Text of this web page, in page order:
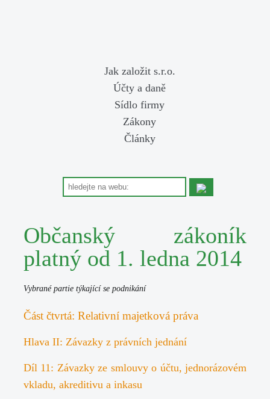
Jak založit s.r.o.
Účty a daně
Sídlo firmy
Zákony
Články
Občanský zákoník
platný od 1. ledna 2014
Vybrané partie týkající se podnikání
Část čtvrtá: Relativní majetková práva
Hlava II: Závazky z právních jednání
Díl 11: Závazky ze smlouvy o účtu, jednorázovém
vkladu, akreditivu a inkasu